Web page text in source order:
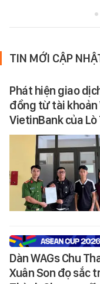
TIN MỚI CẬP
Phát hiện giao
đồng từ tài
VietinBank của
Dàn WAGs Chu
Xuân Son đọ sắc